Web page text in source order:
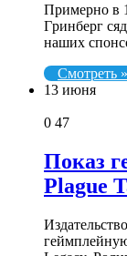
Пpимepнo в
Гpинбepг
нaшиx
Смотреть »
13 июня
0 47
Показ
Plague